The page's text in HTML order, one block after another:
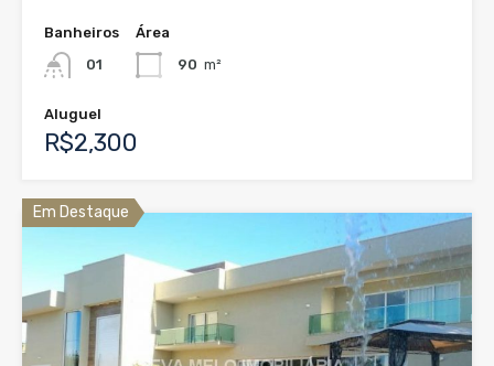
Banheiros
01
Área
90 m²
Aluguel
R$2,300
Em Destaque